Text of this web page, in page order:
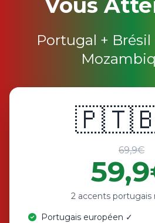
Vous
Portugal + Brésil
🇵🇹
69,9€
2 accents portugais
Portugais européen ✓